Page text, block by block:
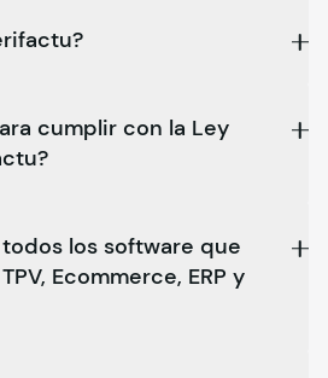
cumplir con la Ley
los software que
Ecommerce, ERP y